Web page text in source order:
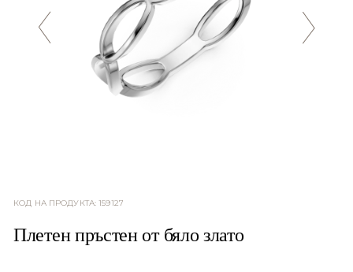
КОД НА ПРОДУКТА:159127
Плетен пръстен от бяло злато